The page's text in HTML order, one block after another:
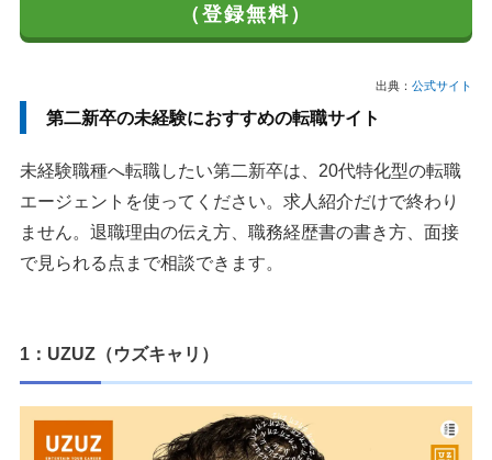
（登録無料）
出典： 公式サイト
第二新卒の未経験におすすめの転職サイト
未経験職種へ転職したい第二新卒は、20代特化型の転職
エージェントを使ってください。求人紹介だけで終わり
ません。退職理由の伝え方、職務経歴書の書き方、面接
で見られる点まで相談できます。
1：UZUZ（ウズキャリ）